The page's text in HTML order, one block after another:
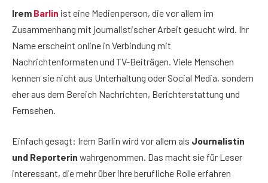
Irem Barlin ist eine Medienperson, die vor allem im
Zusammenhang mit journalistischer Arbeit gesucht wird. Ihr
Name erscheint online in Verbindung mit
Nachrichtenformaten und TV-Beiträgen. Viele Menschen
kennen sie nicht aus Unterhaltung oder Social Media, sondern
eher aus dem Bereich Nachrichten, Berichterstattung und
Fernsehen.
Einfach gesagt: Irem Barlin wird vor allem als Journalistin
und Reporterin wahrgenommen. Das macht sie für Leser
interessant, die mehr über ihre berufliche Rolle erfahren